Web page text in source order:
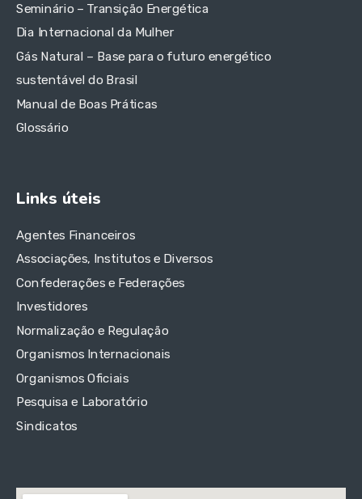
Seminário – Transição Energética
Dia Internacional da Mulher
Gás Natural – Base para o futuro energético
sustentável do Brasil
Manual de Boas Práticas
Glossário
Links úteis
Agentes Financeiros
Associações, Institutos e Diversos
Confederações e Federações
Investidores
Normalização e Regulação
Organismos Internacionais
Organismos Oficiais
Pesquisa e Laboratório
Sindicatos